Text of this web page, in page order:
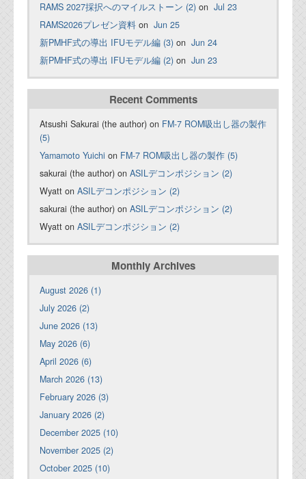
RAMS 2027採択へのマイルストーン (2) on Jul 23
RAMS2026プレゼン資料 on Jun 25
新PMHF式の導出 IFUモデル編 (3) on Jun 24
新PMHF式の導出 IFUモデル編 (2) on Jun 23
Recent Comments
Atsushi Sakurai (the author) on FM-7 ROM吸出し器の製作
(5)
Yamamoto Yuichi on FM-7 ROM吸出し器の製作 (5)
sakurai (the author) on ASILデコンポジション (2)
Wyatt on ASILデコンポジション (2)
sakurai (the author) on ASILデコンポジション (2)
Wyatt on ASILデコンポジション (2)
Monthly Archives
August 2026 (1)
July 2026 (2)
June 2026 (13)
May 2026 (6)
April 2026 (6)
March 2026 (13)
February 2026 (3)
January 2026 (2)
December 2025 (10)
November 2025 (2)
October 2025 (10)